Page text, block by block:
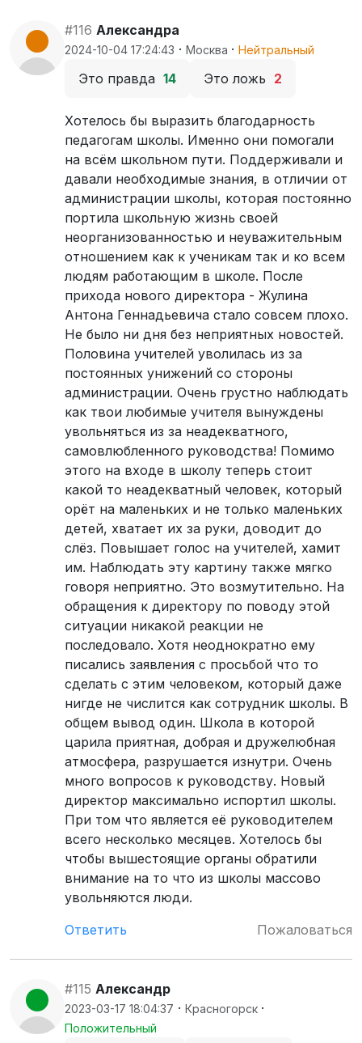
#116 Александра
2024-10-04 17:24:43 · Москва · Нейтральный
Это правда 14 Это ложь 2
Хотелось бы выразить благодарность
педагогам школы. Именно они помогали
на всём школьном пути. Поддерживали и
давали необходимые знания, в отличии от
администрации школы, которая постоянно
портила школьную жизнь своей
неорганизованностью и неуважительным
отношением как к ученикам так и ко всем
людям работающим в школе. После
прихода нового директора - Жулина
Антона Геннадьевича стало совсем плохо.
Не было ни дня без неприятных новостей.
Половина учителей уволилась из за
постоянных унижений со стороны
администрации. Очень грустно наблюдать
как твои любимые учителя вынуждены
увольняться из за неадекватного,
самовлюбленного руководства! Помимо
этого на входе в школу теперь стоит
какой то неадекватный человек, который
орёт на маленьких и не только маленьких
детей, хватает их за руки, доводит до
слёз. Повышает голос на учителей, хамит
им. Наблюдать эту картину также мягко
говоря неприятно. Это возмутительно. На
обращения к директору по поводу этой
ситуации никакой реакции не
последовало. Хотя неоднократно ему
писались заявления с просьбой что то
сделать с этим человеком, который даже
нигде не числится как сотрудник школы. В
общем вывод один. Школа в которой
царила приятная, добрая и дружелюбная
атмосфера, разрушается изнутри. Очень
много вопросов к руководству. Новый
директор максимально испортил школы.
При том что является её руководителем
всего несколько месяцев. Хотелось бы
чтобы вышестоящие органы обратили
внимание на то что из школы массово
увольняются люди.
Ответить
Пожаловаться
#115 Александр
2023-03-17 18:04:37 · Красногорск ·
Положительный